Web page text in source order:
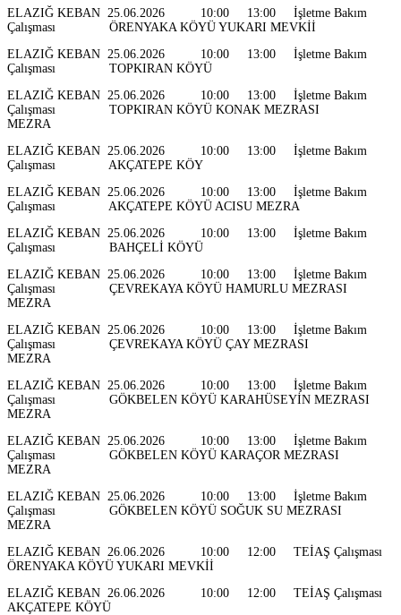
ELAZIĞ KEBAN 25.06.2026 10:00 13:00 İşletme Bakım
Çalışması ÖRENYAKA KÖYÜ YUKARI MEVKİİ
ELAZIĞ KEBAN 25.06.2026 10:00 13:00 İşletme Bakım
Çalışması TOPKIRAN KÖYÜ
ELAZIĞ KEBAN 25.06.2026 10:00 13:00 İşletme Bakım
Çalışması TOPKIRAN KÖYÜ KONAK MEZRASI
MEZRA
ELAZIĞ KEBAN 25.06.2026 10:00 13:00 İşletme Bakım
Çalışması AKÇATEPE KÖY
ELAZIĞ KEBAN 25.06.2026 10:00 13:00 İşletme Bakım
Çalışması AKÇATEPE KÖYÜ ACISU MEZRA
ELAZIĞ KEBAN 25.06.2026 10:00 13:00 İşletme Bakım
Çalışması BAHÇELİ KÖYÜ
ELAZIĞ KEBAN 25.06.2026 10:00 13:00 İşletme Bakım
Çalışması ÇEVREKAYA KÖYÜ HAMURLU MEZRASI
MEZRA
ELAZIĞ KEBAN 25.06.2026 10:00 13:00 İşletme Bakım
Çalışması ÇEVREKAYA KÖYÜ ÇAY MEZRASI
MEZRA
ELAZIĞ KEBAN 25.06.2026 10:00 13:00 İşletme Bakım
Çalışması GÖKBELEN KÖYÜ KARAHÜSEYİN MEZRASI
MEZRA
ELAZIĞ KEBAN 25.06.2026 10:00 13:00 İşletme Bakım
Çalışması GÖKBELEN KÖYÜ KARAÇOR MEZRASI
MEZRA
ELAZIĞ KEBAN 25.06.2026 10:00 13:00 İşletme Bakım
Çalışması GÖKBELEN KÖYÜ SOĞUK SU MEZRASI
MEZRA
ELAZIĞ KEBAN 26.06.2026 10:00 12:00 TEİAŞ Çalışması
ÖRENYAKA KÖYÜ YUKARI MEVKİİ
ELAZIĞ KEBAN 26.06.2026 10:00 12:00 TEİAŞ Çalışması
AKÇATEPE KÖYÜ